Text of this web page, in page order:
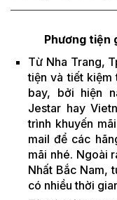
Phương tiện
Từ Nha Trang,
tiện và tiết kiệm
bay, bởi hiện
Jestar hay
trình khuyến
mail để các
mãi nhé. Ngoài
Nhất Bắc Nam,
có nhiều thời